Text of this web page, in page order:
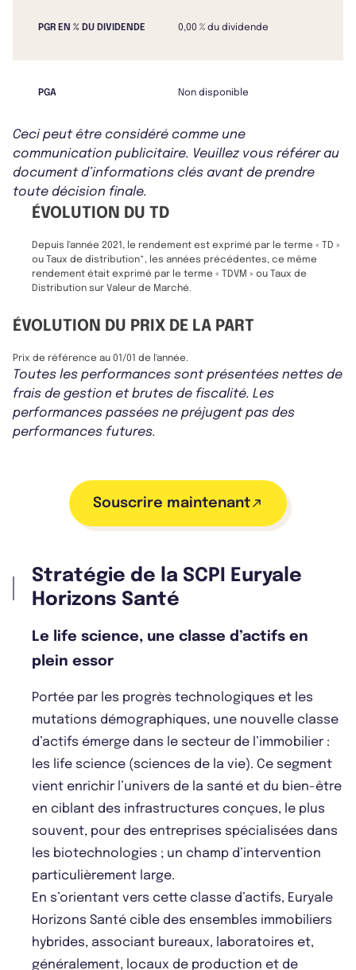
PGR EN % DU DIVIDENDE 0,00 % du dividende
PGA Non disponible
Ceci peut être considéré comme une
communication publicitaire. Veuillez vous référer au
document d’informations clés avant de prendre
toute décision finale.
ÉVOLUTION DU TD
Depuis l'année 2021, le rendement est exprimé par le terme « TD »
ou Taux de distribution*, les années précédentes, ce même
rendement était exprimé par le terme « TDVM » ou Taux de
Distribution sur Valeur de Marché.
ÉVOLUTION DU PRIX DE LA PART
Prix de référence au 01/01 de l'année.
Toutes les performances sont présentées nettes de
frais de gestion et brutes de fiscalité. Les
performances passées ne préjugent pas des
performances futures.
Souscrire maintenant
Stratégie de la SCPI Euryale
Horizons Santé
Le life science, une classe d’actifs en
plein essor
Portée par les progrès technologiques et les
mutations démographiques, une nouvelle classe
d’actifs émerge dans le secteur de l’immobilier :
les life science (sciences de la vie). Ce segment
vient enrichir l’univers de la santé et du bien-être
en ciblant des infrastructures conçues, le plus
souvent, pour des entreprises spécialisées dans
les biotechnologies ; un champ d’intervention
particulièrement large.
En s’orientant vers cette classe d’actifs, Euryale
Horizons Santé cible des ensembles immobiliers
hybrides, associant bureaux, laboratoires et,
généralement, locaux de production et de